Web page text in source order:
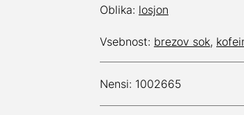
Oblika: losjon
Vsebnost: brezov sok,
Nensi: 1002665